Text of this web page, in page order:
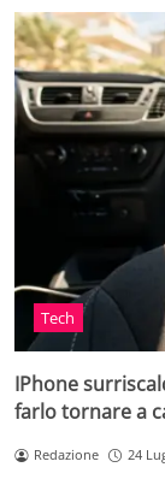
Tech
IPhone
farlo tornare a
Redazione 24